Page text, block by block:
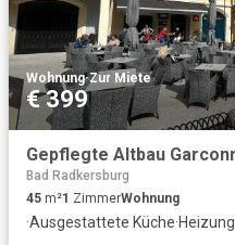
Wohnung·Zur Miete
€ 399
Bad Radkersburg
45 m²1 ZimmerWohnung
·Ausgestattete Küche·Heizung